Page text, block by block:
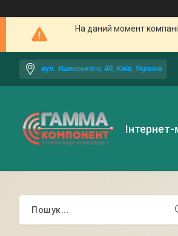
На даний момент
вул. Ушинського, 40, Київ, Україна